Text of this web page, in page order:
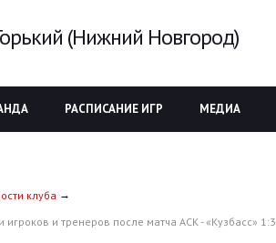
(Нижний Новгород)
РАСПИСАНИЕ ИГР МЕДИА
клуба
игроков и тренеров после матча АСК - «Кузбасс» 1:3